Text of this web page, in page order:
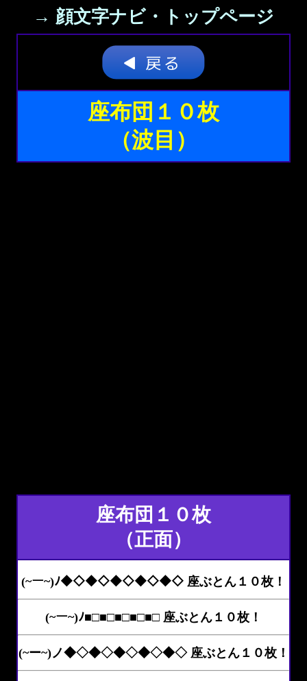
→ 顔文字ナビ・トップページ
座布団１０枚
（波目）
座布団１０枚
（正面）
(~ー~)ﾉ◆◇◆◇◆◇◆◇◆◇ 座ぶとん１０枚！
(~ー~)ﾉ■□■□■□■□■□ 座ぶとん１０枚！
(~ー~)ノ◆◇◆◇◆◇◆◇◆◇ 座ぶとん１０枚！